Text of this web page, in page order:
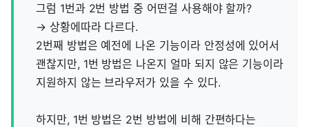
그럼 1번과 2번 방법 중 어떤걸 사용해야 할까?
→ 상황에따라 다르다.
2번째 방법은 예전에 나온 기능이라 안정성에 있어서
괜찮지만, 1번 방법은 나온지 얼마 되지 않은 기능이라
지원하지 않는 브라우저가 있을 수 있다.
하지만, 1번 방법은 2번 방법에 비해 간편하다는